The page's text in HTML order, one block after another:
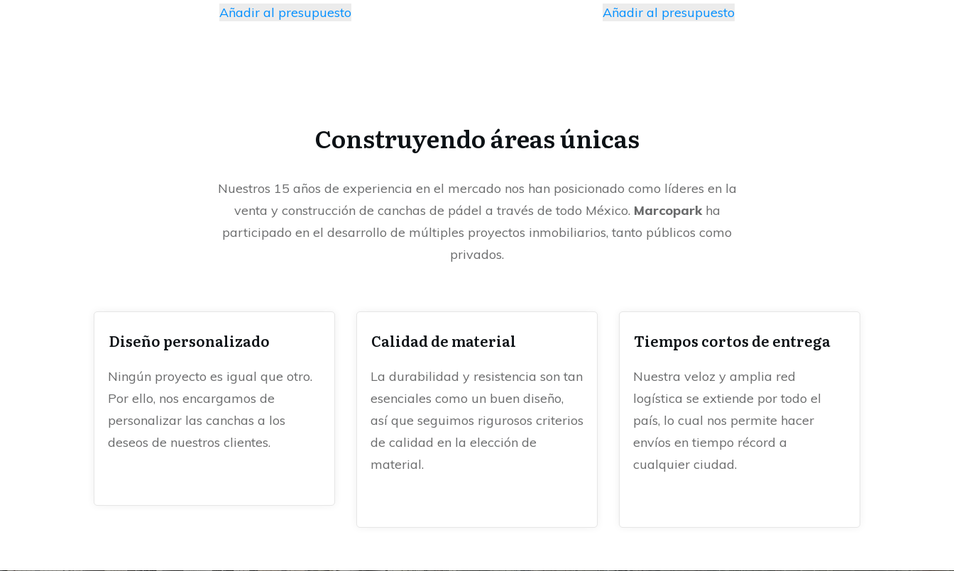
Añadir al presupuesto Añadir al presupuesto
Construyendo áreas únicas
Nuestros 15 años de experiencia en el mercado nos han posicionado como líderes en la
venta y construcción de canchas de pádel a través de todo México. Marcoparkha
participado en el desarrollo de múltiples proyectos inmobiliarios, tanto públicos como
privados.
Diseño personalizado
Ningún proyecto es igual que otro.
Por ello, nos encargamos de
personalizar las canchas a los
deseos de nuestros clientes.
Calidad de material
La durabilidad y resistencia son tan
esenciales como un buen diseño,
así que seguimos rigurosos criterios
de calidad en la elección de
material.
Tiempos cortos de entrega
Nuestra veloz y amplia red
logística se extiende por todo el
país, lo cual nos permite hacer
envíos en tiempo récord a
cualquier ciudad.